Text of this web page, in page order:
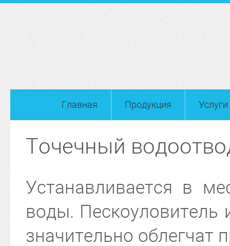
Главная Продукция Услуги
Точечный
Устанавливается в
воды.
значительно облегчат